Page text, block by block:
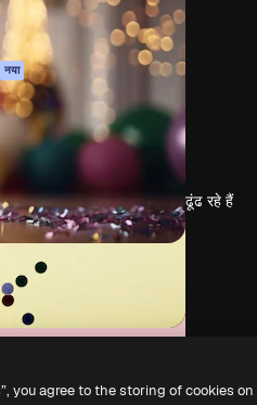
नया
करियर
खोज रुझान
ब्लॉग
Slidesgo
सामग्री बेचें
magnific.ai ढूंढ रहे हैं
you agree to the storing of cookies